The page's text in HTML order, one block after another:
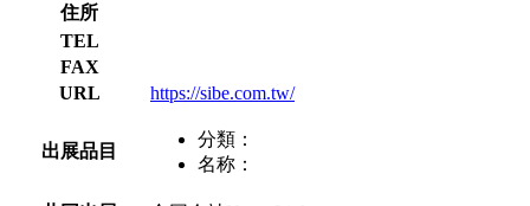
住所
TEL
FAX
URL
https://sibe.com.tw/
出展品目
分類：
名称：